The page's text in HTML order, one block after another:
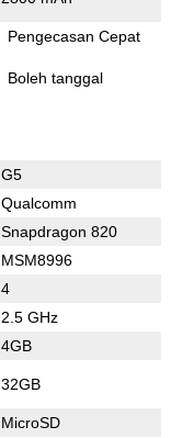
Pengecasan Cepat
Boleh tanggal
G5
Qualcomm
Snapdragon 820
MSM8996
4
2.5 GHz
4GB
32GB
MicroSD